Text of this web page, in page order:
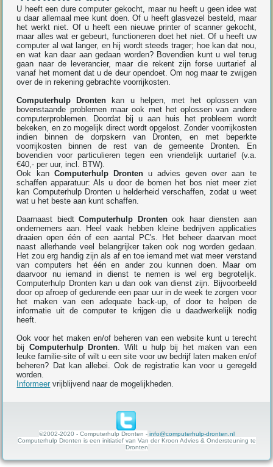
U heeft een dure computer gekocht, maar nu heeft u geen idee wat
u daar allemaal mee kunt doen. Of u heeft glasvezel besteld, maar
het werkt niet. Of u heeft een nieuwe printer of scanner gekocht,
maar alles wat er gebeurt, functioneren doet het niet. Of u heeft uw
computer al wat langer, en hij wordt steeds trager; hoe kan dat nou,
en wat kan daar aan gedaan worden? Bovendien kunt u wel terug
gaan naar de leverancier, maar die rekent zijn forse uurtarief al
vanaf het moment dat u de deur opendoet. Om nog maar te zwijgen
over de in rekening gebrachte voorrijkosten.
Computerhulp Dronten kan u helpen, met het oplossen van
bovenstaande problemen maar ook met het oplossen van andere
computerproblemen. Doordat bij u aan huis het probleem wordt
bekeken, en zo mogelijk direct wordt opgelost. Zonder voorrijkosten
indien binnen de dorpskern van Dronten, en met beperkte
voorrijkosten binnen de rest van de gemeente Dronten. En
bovendien voor particulieren tegen een vriendelijk uurtarief (v.a.
€40,- per uur, incl. BTW).
Ook kan Computerhulp Drontenu advies geven over aan te
schaffen apparatuur: Als u door de bomen het bos niet meer ziet
kan Computerhulp Dronten u helderheid verschaffen, zodat u weet
wat u het beste aan kunt schaffen.
Daarnaast biedtComputerhulp Drontenook haar diensten aan
ondernemers aan. Heel vaak hebben kleine bedrijven applicaties
draaien open één of een aantal PC's. Het beheer daarvan moet
naast allerhande veel belangrijker taken ook nog worden gedaan.
Het zou erg handig zijn als af en toe iemand met wat meer verstand
van computers het één en ander zou kunnen doen. Maar om
daarvoor nu iemand in dienst te nemen is wel erg begrotelijk.
Computerhulp Dronten kan u dan ook van dienst zijn. Bijvoorbeeld
door op afroep of gedurende een paar uur in de week te zorgen voor
het maken van een adequate back-up, of door te helpen de
informatie uit de computer te krijgen die u daadwerkelijk nodig
heeft.
Ook voor het maken en/of beheren van een website kunt u terecht
bij Computerhulp Dronten . Wilt u hulp bij het maken van een
leuke familie-site of wilt u een site voor uw bedrijf laten maken en/of
beheren? Dat kan allebei. Ook de registratie kan voor u geregeld
worden.
Informeer vrijblijvend naar de mogelijkheden.
©2002-2020 - Computerhulp Dronten - info@computerhulp-dronten.nl
Computerhulp Dronten is een initiatief van Van der Kroon Advies & Ondersteuning te
Dronten